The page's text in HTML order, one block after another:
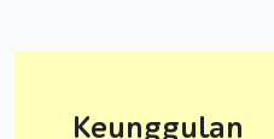
Keunggulan